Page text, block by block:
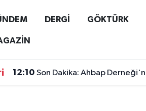
DERGİ GÖKTÜRK
12:10 Son Dakika: Ahbap